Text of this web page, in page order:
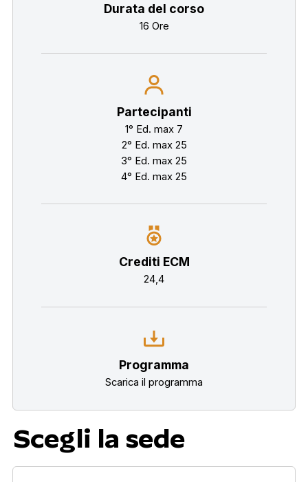
Durata del corso
16 Ore
Partecipanti
1° Ed. max 7
2° Ed. max 25
3° Ed. max 25
4° Ed. max 25
Crediti ECM
24,4
Programma
Scarica il programma
Scegli la sede